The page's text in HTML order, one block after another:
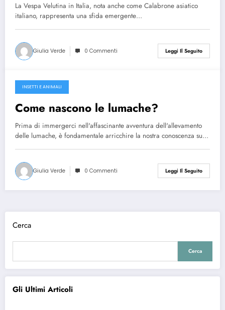
La Vespa Velutina in Italia, nota anche come Calabrone asiatico
italiano, rappresenta una sfida emergente…
Giulia Verde 0 Commenti Leggi Il Seguito
Marzo 26, 2024
INSETTI E ANIMALI
Come nascono le lumache?
Prima di immergerci nell'affascinante avventura dell'allevamento
delle lumache, è fondamentale arricchire la nostra conoscenza su…
Giulia Verde 0 Commenti Leggi Il Seguito
Cerca
Cerca
Gli Ultimi Articoli